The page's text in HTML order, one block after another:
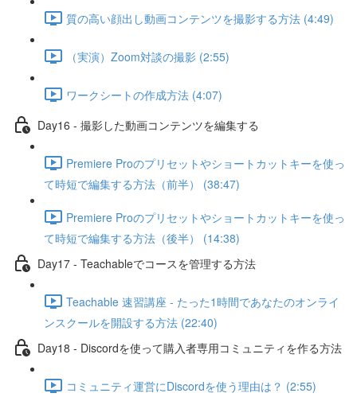
質の高い顔出し動画コンテンツを撮影する方法 (4:49)
（実演）Zoom対談の撮影 (2:55)
ワークシートの作成方法 (4:07)
Day16 - 撮影した動画コンテンツを編集する
Premiere Proのプリセットやショートカットキーを使っ
て時短で編集する方法（前半） (38:47)
Premiere Proのプリセットやショートカットキーを使っ
て時短で編集する方法（後半） (14:38)
Day17 - Teachableでコースを管理する方法
Teachable 速習講座 - たった1時間であなたのオンライ
ンスクールを開設する方法 (22:40)
Day18 - Discordを使って購入者専用コミュニティを作る方法
コミュニティ運営にDiscordを使う理由は？ (2:55)